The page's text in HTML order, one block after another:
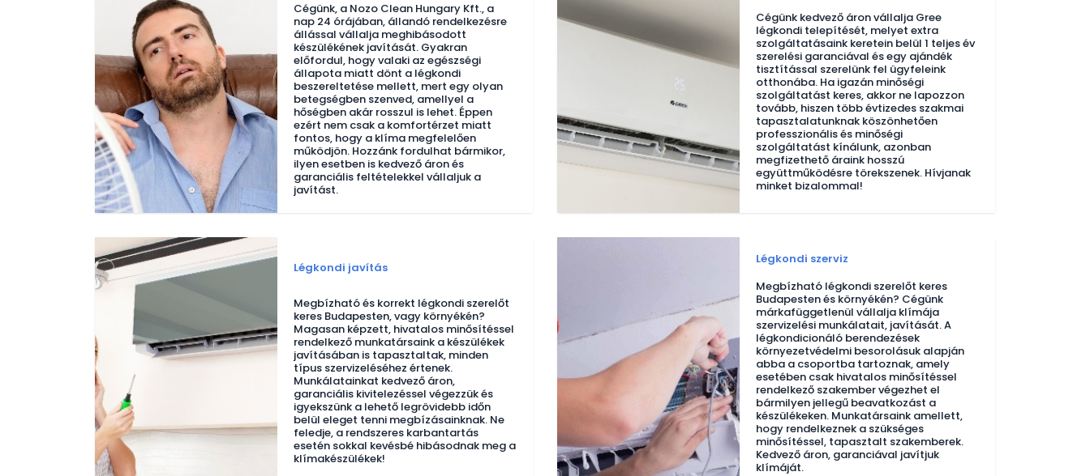
Cégünk, a Nozo Clean Hungary Kft., a
nap 24 órájában, állandó rendelkezésre
állással vállalja meghibásodott
készülékének javítását. Gyakran
előfordul, hogy valaki az egészségi
állapota miatt dönt a légkondi
beszereltetése mellett, mert egy olyan
betegségben szenved, amellyel a
hőségben akár rosszul is lehet. Éppen
ezért nem csak a komfortérzet miatt
fontos, hogy a klíma megfelelően
működjön. Hozzánk fordulhat bármikor,
ilyen esetben is kedvező áron és
garanciális feltételekkel vállaljuk a
javítást.
Cégünk kedvező áron vállalja Gree
légkondi telepítését, melyet extra
szolgáltatásaink keretein belül 1 teljes év
szerelési garanciával és egy ajándék
tisztítással szerelünk fel ügyfeleink
otthonába. Ha igazán minőségi
szolgáltatást keres, akkor ne lapozzon
tovább, hiszen több évtizedes szakmai
tapasztalatunknak köszönhetően
professzionális és minőségi
szolgáltatást kínálunk, azonban
megfizethető áraink hosszú
együttműködésre törekszenek. Hívjanak
minket bizalommal!
Légkondi javítás
Megbízható és korrekt légkondi szerelőt
keres Budapesten, vagy környékén?
Magasan képzett, hivatalos minősítéssel
rendelkező munkatársaink a készülékek
javításában is tapasztaltak, minden
típus szervizeléséhez értenek.
Munkálatainkat kedvező áron,
garanciális kivitelezéssel végezzük és
igyekszünk a lehető legrövidebb időn
belül eleget tenni megbízásainknak. Ne
feledje, a rendszeres karbantartás
esetén sokkal kevésbé hibásodnak meg a
klímakészülékek!
Légkondi szerviz
Megbízható légkondi szerelőt keres
Budapesten és környékén? Cégünk
márkafüggetlenül vállalja klímája
szervizelési munkálatait, javítását. A
légkondicionáló berendezések
környezetvédelmi besorolásuk alapján
abba a csoportba tartoznak, amely
esetében csak hivatalos minősítéssel
rendelkező szakember végezhet el
bármilyen jellegű beavatkozást a
készülékeken. Munkatársaink amellett,
hogy rendelkeznek a szükséges
minősítéssel, tapasztalt szakemberek.
Kedvező áron, garanciával javítjuk
klímáját.